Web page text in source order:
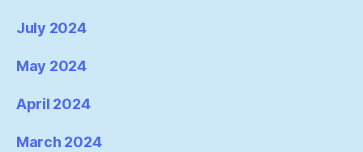
July 2024
May 2024
April 2024
March 2024